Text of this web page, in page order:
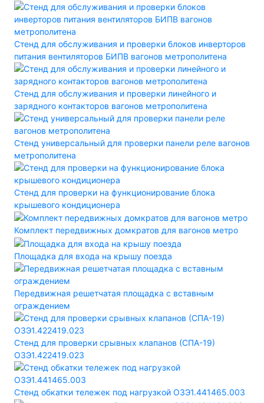
Стенд для обслуживания и проверки блоков инверторов
питания вентиляторов БИПВ вагонов метрополитена
Стенд для обслуживания и проверки линейного и
зарядного контакторов вагонов метрополитена
Стенд универсальный для проверки панели реле вагонов
метрополитена
Стенд для проверки на функционирование блока
крышевого кондиционера
Комплект передвижных домкратов для вагонов метро
Площадка для входа на крышу поезда
Передвижная решетчатая площадка с вставным
ограждением
Стенд для проверки срывных клапанов (СПА-19)
ОЗЭ1.422419.023
Стенд обкатки тележек под нагрузкой ОЗЭ1.441465.003